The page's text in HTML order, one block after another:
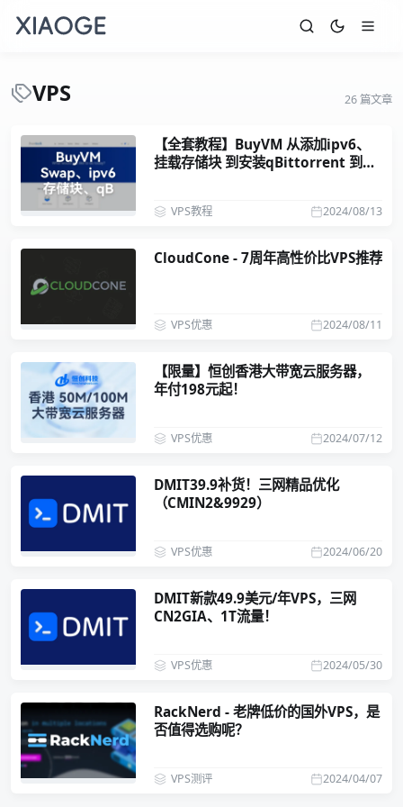
VPS 26 篇文章
【全套教程】BuyVM 从添加ipv6、
挂载存储块 到安装qBittorrent 到pt
2024/08/13
VPS教程
CloudCone - 7周年高性价比VPS推荐
2024/08/11
VPS优惠
【限量】恒创香港大带宽云服务器，
年付198元起！
2024/07/12
VPS优惠
DMIT39.9补货！三网精品优化
（CMIN2&9929）
2024/06/20
VPS优惠
DMIT新款49.9美元/年VPS，三网
CN2GIA、1T流量！
2024/05/30
VPS优惠
RackNerd - 老牌低价的国外VPS，是
否值得选购呢？
2024/04/07
VPS测评